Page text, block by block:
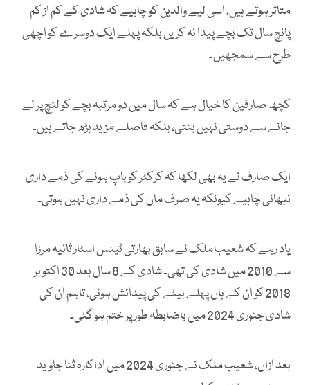
متاثر ہوتے ہیں، اسی لیے والدین کو چاہیے کہ شادی کے کم از کم
پانچ سال تک بچے پیدا نہ کریں بلکہ پہلے ایک دوسرے کو اچھی
طرح سے سمجھیں۔
کچھ صارفین کا خیال ہے کہ سال میں دو مرتبہ بچے کو لنچ پر لے
جانے سے دوستی نہیں بنتی، بلکہ فاصلے مزید بڑھ جاتے ہیں۔
ایک صارف نے یہ بھی لکھا کہ کرکٹر کو باپ ہونے کی ذمے داری
نبھانی چاہیے کیونکہ یہ صرف ماں کی ذمے داری نہیں ہوتی۔
یاد رہے کہ شعیب ملک نے سابق بھارتی ٹینس اسٹار ثانیہ مرزا
سے 2010 میں شادی کی تھی۔ شادی کے 8 سال بعد 30 اکتوبر
2018 کو ان کے ہاں پہلے بیٹے کی پیدائش ہوئی، تاہم ان کی
شادی جنوری 2024 میں باضابطہ طور پر ختم ہو گئی۔
بعد ازاں، شعیب ملک نے جنوری 2024 میں اداکارہ ثنا جاوید